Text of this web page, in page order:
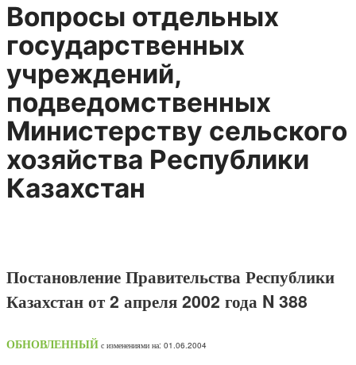
Вопросы отдельных
государственных
учреждений,
подведомственных
Министерству сельского
хозяйства Республики
Казахстан
Постановление Правительства Республики
Казахстан от 2 апреля 2002 года N 388
ОБНОВЛЕННЫЙ с изменениями на: 01.06.2004